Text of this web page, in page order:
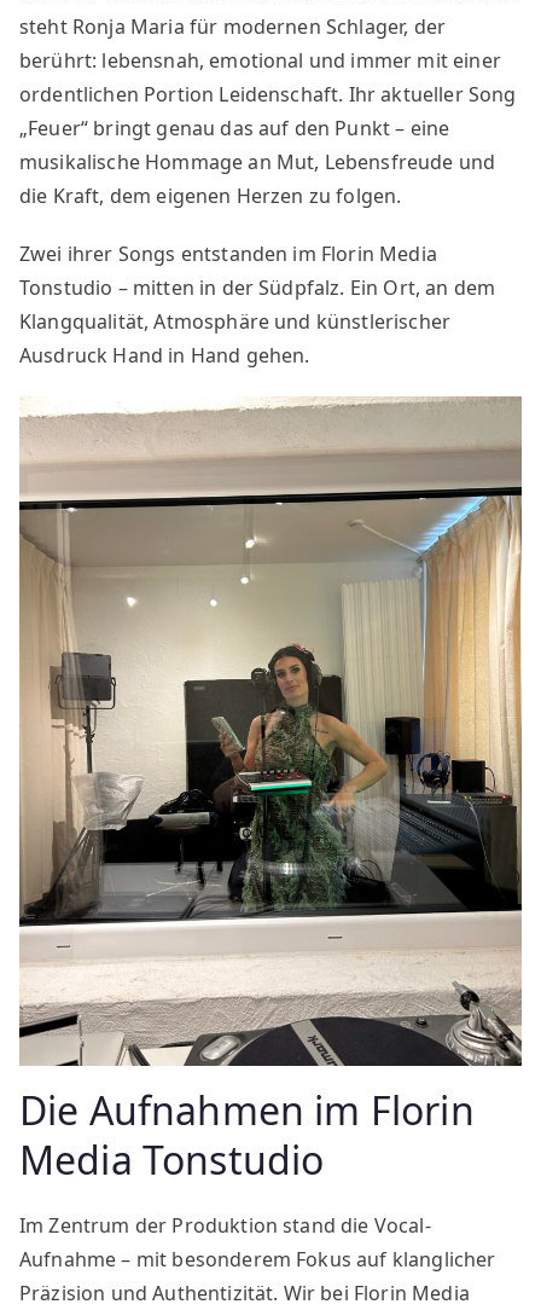
steht Ronja Maria für modernen Schlager, der
berührt: lebensnah, emotional und immer mit einer
ordentlichen Portion Leidenschaft. Ihr aktueller Song
„Feuer“ bringt genau das auf den Punkt – eine
musikalische Hommage an Mut, Lebensfreude und
die Kraft, dem eigenen Herzen zu folgen.
Zwei ihrer Songs entstanden im Florin Media
Tonstudio – mitten in der Südpfalz. Ein Ort, an dem
Klangqualität, Atmosphäre und künstlerischer
Ausdruck Hand in Hand gehen.
Die Aufnahmen im Florin
Media Tonstudio
Im Zentrum der Produktion stand die Vocal-
Aufnahme – mit besonderem Fokus auf klanglicher
Präzision und Authentizität. Wir bei Florin Media